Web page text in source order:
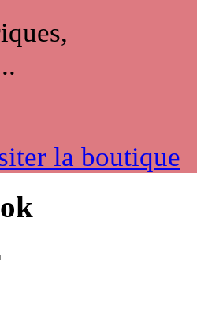
la boutique